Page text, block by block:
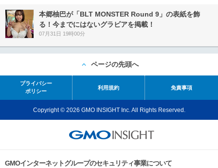
本郷柚巴が「BLT MONSTER Round 9」の表紙を飾
る！今までにはないグラビアを掲載！
07月31日 19時00分
ページの先頭へ
プライバシー
ポリシー
利用規約 免責事項
Copyright © 2026 GMO INSIGHT Inc. All Rights Reserved.
GMOインターネットグループのセキュリティ事業について